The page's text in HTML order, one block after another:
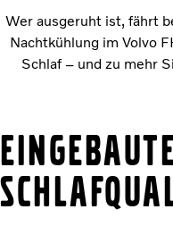
Wer ausgeruht ist, fährt
Nachtkühlung im Volvo
Schlaf – und zu mehr